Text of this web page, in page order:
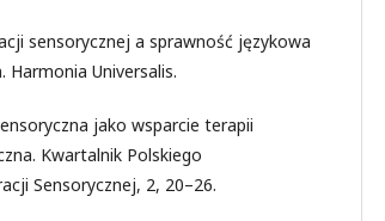
sensorycznej a sprawność językowa
Harmonia Universalis.
jako wsparcie terapii
Kwartalnik Polskiego
Sensorycznej, 2, 20–26.